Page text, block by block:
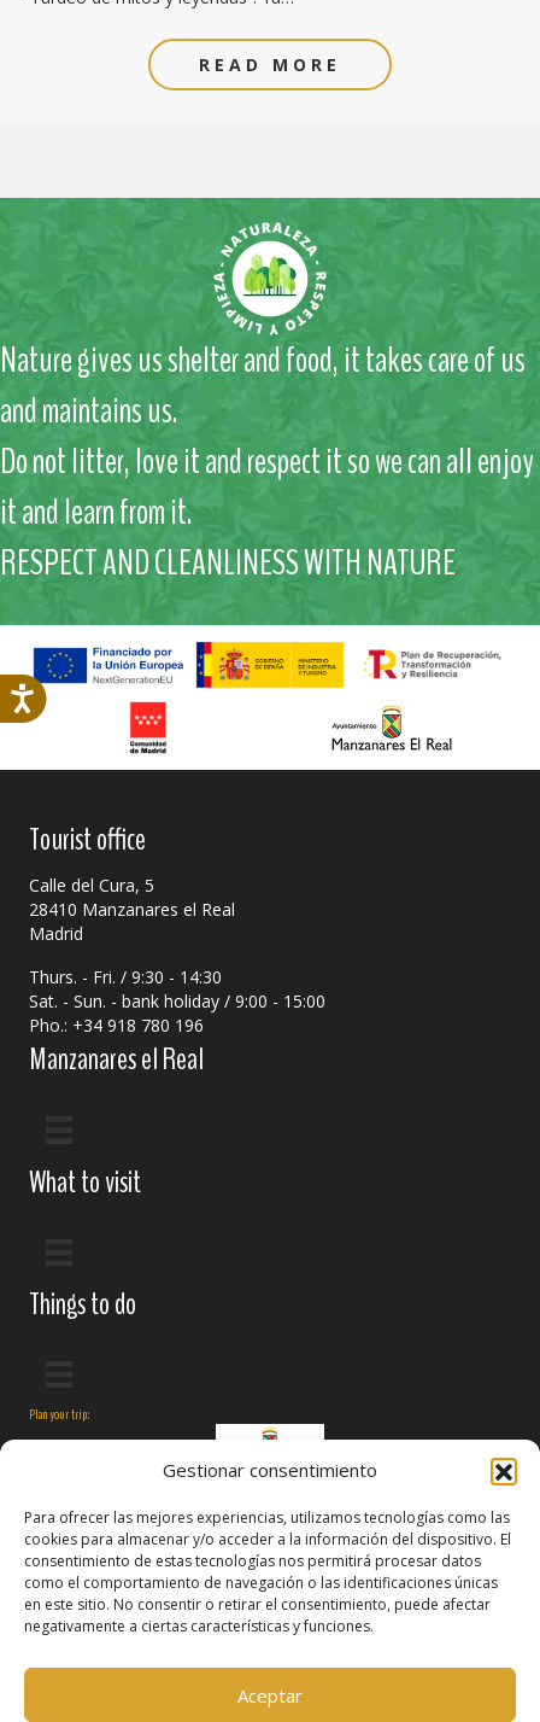
Gestionar consentimiento
Para ofrecer las mejores experiencias, utilizamos tecnologías como las
cookies para almacenar y/o acceder a la información del dispositivo. El
consentimiento de estas tecnologías nos permitirá procesar datos
como el comportamiento de navegación o las identificaciones únicas
en este sitio. No consentir o retirar el consentimiento, puede afectar
negativamente a ciertas características y funciones.
Aceptar
READ MORE
Nature gives us shelter and food, it takes care of us
and maintains us.
Do not litter, love it and respect it so we can all enjoy
it and learn from it.
RESPECT AND CLEANLINESS WITH NATURE
Tourist office
Calle del Cura, 5
28410 Manzanares el Real
Madrid
Thurs. - Fri. / 9:30 - 14:30
Sat. - Sun. - bank holiday / 9:00 - 15:00
Pho.: +34 918 780 196
Manzanares el Real
What to visit
Things to do
Plan your trip:
Follow us on: